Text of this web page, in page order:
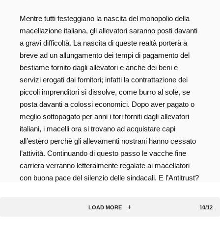
Mentre tutti festeggiano la nascita del monopolio della
macellazione italiana, gli allevatori saranno posti davanti
a gravi difficoltà. La nascita di queste realtà porterà a
breve ad un allungamento dei tempi di pagamento del
bestiame fornito dagli allevatori e anche dei beni e
servizi erogati dai fornitori; infatti la contrattazione dei
piccoli imprenditori si dissolve, come burro al sole, se
posta davanti a colossi economici. Dopo aver pagato o
meglio sottopagato per anni i tori forniti dagli allevatori
italiani, i macelli ora si trovano ad acquistare capi
all’estero perchè gli allevamenti nostrani hanno cessato
l’attività. Continuando di questo passo le vacche fine
carriera verranno letteralmente regalate ai macellatori
con buona pace del silenzio delle sindacali. E l’Antitrust?
LOAD MORE 10/12